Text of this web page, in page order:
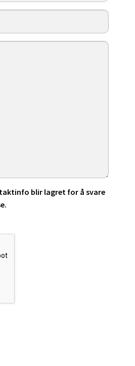
blir lagret for å svare